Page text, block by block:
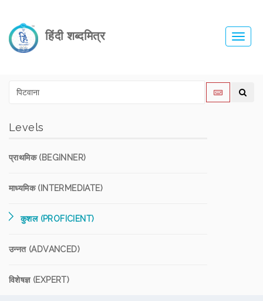
हिंदी शब्दमित्र
Levels
प्राथमिक (BEGINNER)
माध्यमिक (INTERMEDIATE)
कुशल (PROFICIENT)
उन्नत (ADVANCED)
विशेषज्ञ (EXPERT)